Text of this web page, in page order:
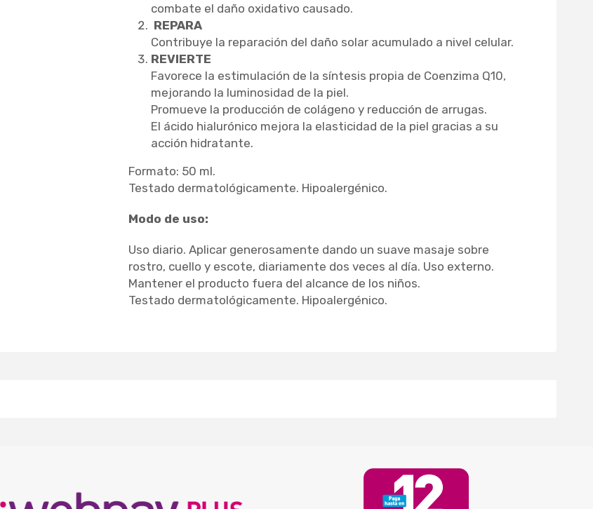
combate el daño oxidativo causado.
REPARA
Contribuye la reparación del daño solar acumulado a nivel celular.
REVIERTE
Favorece la estimulación de la síntesis propia de Coenzima Q10,
mejorando la luminosidad de la piel.
Promueve la producción de colágeno y reducción de arrugas.
El ácido hialurónico mejora la elasticidad de la piel gracias a su
acción hidratante.
Formato: 50 ml.
Testado dermatológicamente. Hipoalergénico.
Modo de uso:
Uso diario. Aplicar generosamente dando un suave masaje sobre
rostro, cuello y escote, diariamente dos veces al día. Uso externo.
Mantener el producto fuera del alcance de los niños.
Testado dermatológicamente. Hipoalergénico.